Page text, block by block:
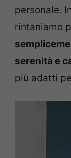
personale.
rintaniamo
serenità e
più adatti